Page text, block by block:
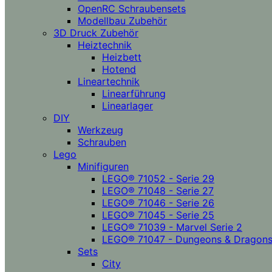
OpenRC Schraubensets
Modellbau Zubehör
3D Druck Zubehör
Heiztechnik
Heizbett
Hotend
Lineartechnik
Linearführung
Linearlager
DIY
Werkzeug
Schrauben
Lego
Minifiguren
LEGO® 71052 - Serie 29
LEGO® 71048 - Serie 27
LEGO® 71046 - Serie 26
LEGO® 71045 - Serie 25
LEGO® 71039 - Marvel Serie 2
LEGO® 71047 - Dungeons & Dragons
Sets
City